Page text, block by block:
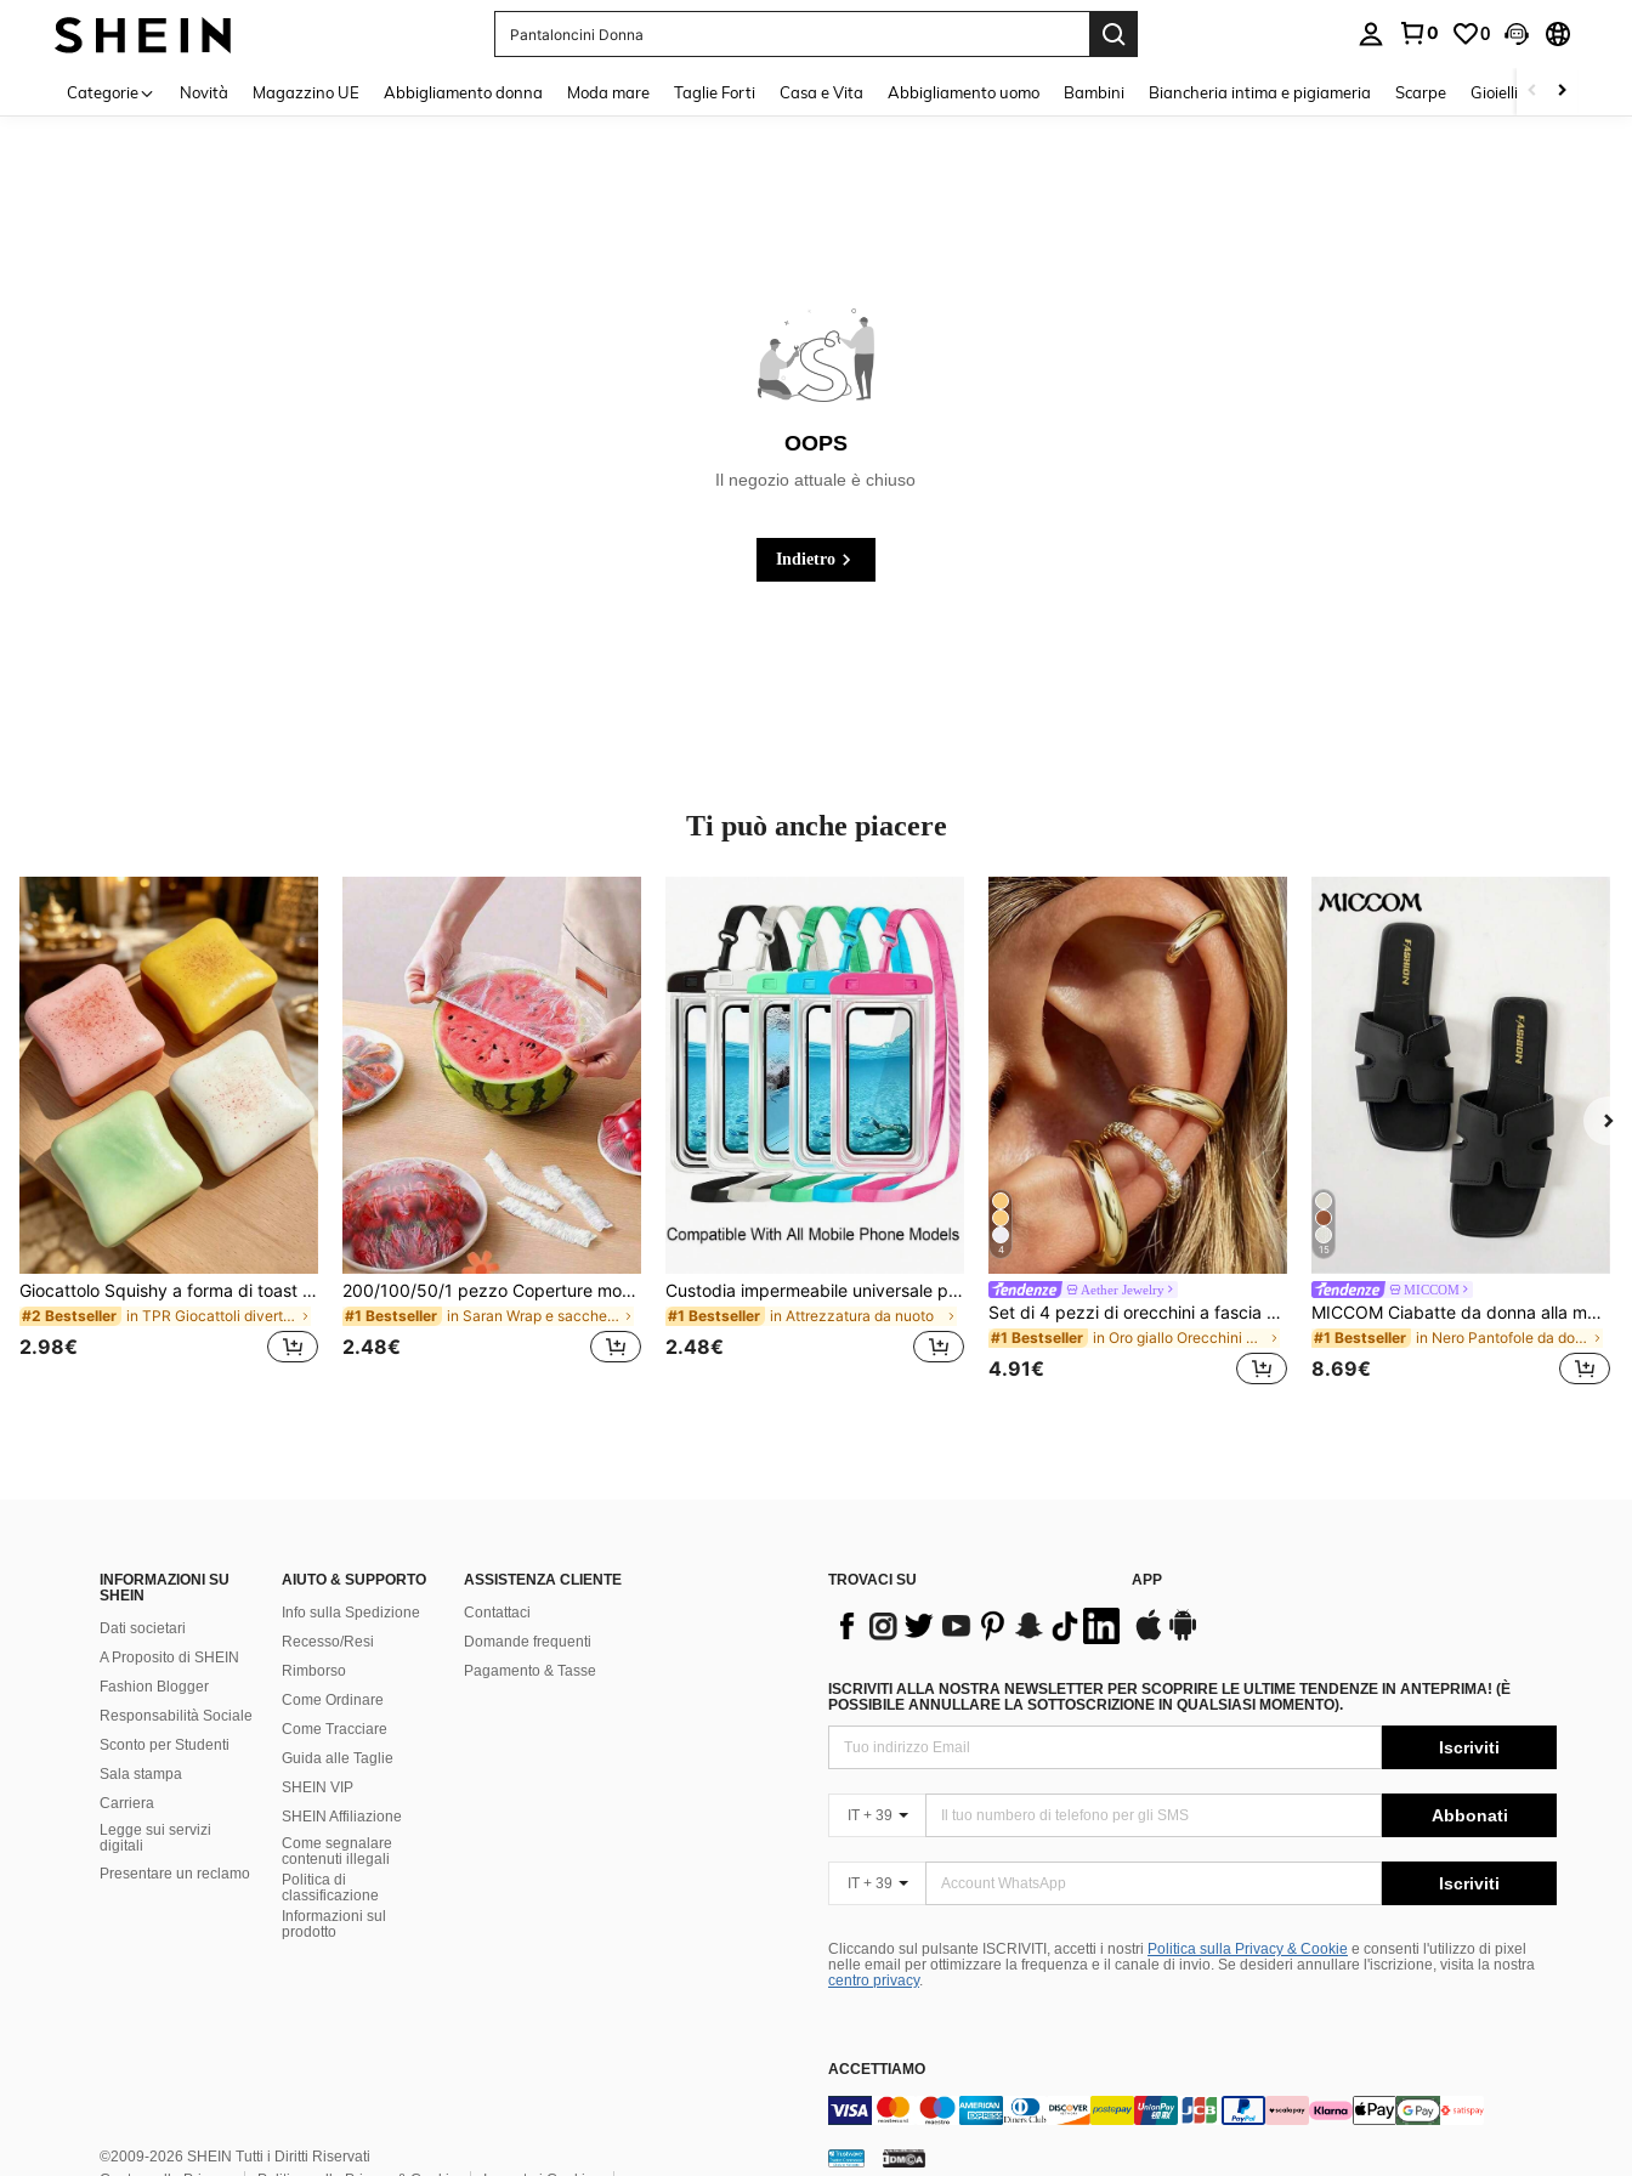
Pantaloncini Donna
0 0
Categorie Novità Magazzino UE Abbigliamento donna Moda mare Taglie Forti Casa e Vita Abbigliamento uomo Bambini Biancheria intima e pigiameria Scarpe Gioielli E Accessori
OOPS
Il negozio attuale è chiuso
Indietro
Ti può anche piacere
Giocattolo Squishy a forma di toast extra large, super morbido, giocattolo antistress a forma di toast al burro, disponibile in rosa, giallo, bianco e verde, giocattolo squishy antistress -- perfetto per regali di compleanno e festività, piccoli regali quotidiani a sorpresa, kawaii, miglioratore dell'umore
#2 Bestseller in TPR Giocattoli divertenti e novità per adolesce
2.98€
200/100/50/1 pezzo Coperture monouso in pellicola trasparente per alimenti, Coperture per doccia, Sacchetti termoretraibili monouso multifunzione, Copriscarpe monouso, Pellicola trasparente da cucina rinforzata, Coperture per conservazione alimenti in frigorifero domestico, Coperture elastiche estensibili, Uso quotidiano
#1 Bestseller in Saran Wrap e sacchetti di plastica
2.48€
Custodia impermeabile universale per telefono, Borsa impermeabile per telefono - Con funzione luminosa, Borsa impermeabile per telefono, Custodia impermeabile per telefono, Compatibile con 17 16 15 14 13 Pro Max Plus Air, Adatta per nuoto, rafting, immersioni, fotografia subacquea, spiaggia, sport all'aperto, viaggi, vacanze, piscina, sport all'aperto, Confezione da 8/5/4/3/2/1, Essenziali estivi
#1 Bestseller in Attrezzatura da nuoto
2.48€
4
Aether Jewelry
Set di 4 pezzi di orecchini a fascia minimalisti in zirconia cubica - Possono essere impilati, senza bisogno di foratura, adatti per l'uso quotidiano in ufficio (Set da 4 pezzi, non 4 paia), Regalo per lei
#1 Bestseller in Oro giallo Orecchini da donna
4.91€
15
MICCOM
MICCOM Ciabatte da donna alla moda con punta quadrata e aperta, sandali versatili nuovi per primavera/estate
#1 Bestseller in Nero Pantofole da donna
8.69€
INFORMAZIONI SU
SHEIN
Dati societari
A Proposito di SHEIN
Fashion Blogger
Responsabilità Sociale
Sconto per Studenti
Sala stampa
Carriera
Legge sui servizi
digitali
Presentare un reclamo
AIUTO & SUPPORTO
Info sulla Spedizione
Recesso/Resi
Rimborso
Come Ordinare
Come Tracciare
Guida alle Taglie
SHEIN VIP
SHEIN Affiliazione
Come segnalare
contenuti illegali
Politica di
classificazione
​Informazioni sul
prodotto
ASSISTENZA CLIENTE
Contattaci
Domande frequenti
Pagamento & Tasse
TROVACI SU APP
ISCRIVITI ALLA NOSTRA NEWSLETTER PER SCOPRIRE LE ULTIME TENDENZE IN ANTEPRIMA! (È
POSSIBILE ANNULLARE LA SOTTOSCRIZIONE IN QUALSIASI MOMENTO).
Iscriviti
IT + 39 Abbonati
IT + 39 Iscriviti
Cliccando sul pulsante ISCRIVITI, accetti i nostri Politica sulla Privacy & Cookie e consenti l'utilizzo di pixel
nelle email per ottimizzare la frequenza e il canale di invio. Se desideri annullare l'iscrizione, visita la nostra
centro privacy.
ACCETTIAMO
©2009-2026 SHEIN Tutti i Diritti Riservati